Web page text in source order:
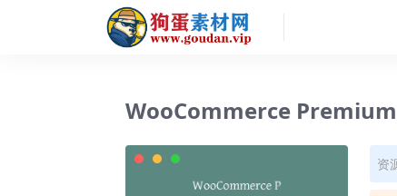
WooCommerce Premium
资